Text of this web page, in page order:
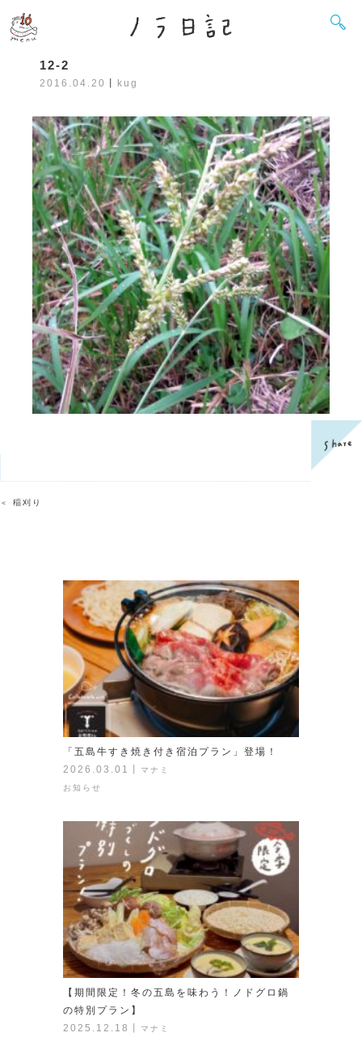
12-2
2016.04.20 kug
＜ 稲刈り
「五島牛すき焼き付き宿泊プラン」登場！
2026.03.01
マナミ
お知らせ
【期間限定！冬の五島を味わう！ノドグロ鍋
の特別プラン】
2025.12.18
マナミ